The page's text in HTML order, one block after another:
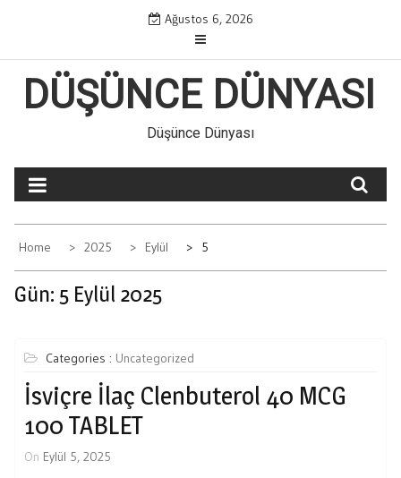
Ağustos 6, 2026
DÜŞÜNCE DÜNYASI
Düşünce Dünyası
Home 2025 Eylül 5
Gün: 5 Eylül 2025
Categories : Uncategorized
İsviçre İlaç Clenbuterol 40 MCG
100 TABLET
On Eylül 5, 2025